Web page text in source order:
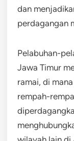
dan
perdagangan
Pelabuhan-
Jawa Timur
ramai, di
rempah-